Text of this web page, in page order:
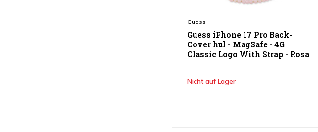
Guess
Guess iPhone 17 Pro Back-
Cover hul - MagSafe - 4G
Classic Logo With Strap - Rosa
Nicht auf Lager